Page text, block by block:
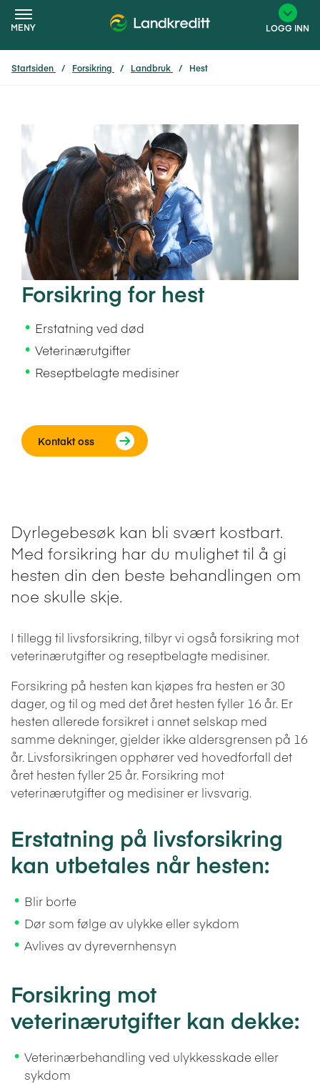
MENY LOGG INN
Startsiden Forsikring Landbruk Hest
Forsikring for hest
Erstatning ved død
Veterinærutgifter
Reseptbelagte medisiner
Kontakt oss
Dyrlegebesøk kan bli svært kostbart.
Med forsikring har du mulighet til å gi
hesten din den beste behandlingen om
noe skulle skje.
I tillegg til livsforsikring, tilbyr vi også forsikring mot
veterinærutgifter og reseptbelagte medisiner.
Forsikring på hesten kan kjøpes fra hesten er 30
dager, og til og med det året hesten fyller 16 år. Er
hesten allerede forsikret i annet selskap med
samme dekninger, gjelder ikke aldersgrensen på 16
år. Livsforsikringen opphører ved hovedforfall det
året hesten fyller 25 år. Forsikring mot
veterinærutgifter og medisiner er livsvarig.
Erstatning på livsforsikring
kan utbetales når hesten:
Blir borte
Dør som følge av ulykke eller sykdom
Avlives av dyrevernhensyn
Forsikring mot
veterinærutgifter kan dekke:
Veterinærbehandling ved ulykkesskade eller
sykdom